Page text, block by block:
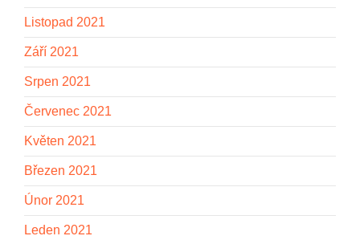
Listopad 2021
Září 2021
Srpen 2021
Červenec 2021
Květen 2021
Březen 2021
Únor 2021
Leden 2021